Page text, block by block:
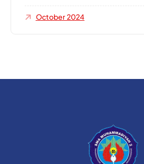
October 2024